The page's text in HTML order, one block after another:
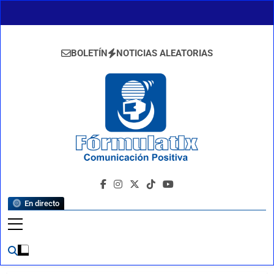
BOLETÍN NOTICIAS ALEATORIAS
En directo
FormulaTlx
Comunicación Positiva